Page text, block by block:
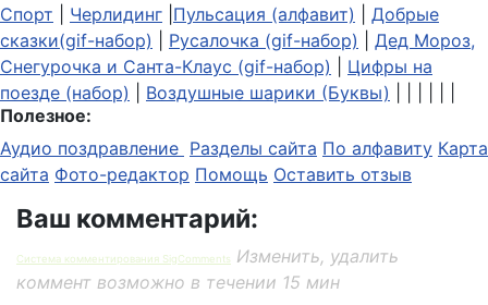
Спорт
Черлидинг Пульсация (алфавит)
Добрые
сказки(gif-набор)
Русалочка (gif-набор)
Дед Мороз,
Снегурочка и Санта-Клаус (gif-набор)
Цифры на
поезде (набор)
Воздушные шарики (Буквы)
Полезное:
Аудио поздравление Разделы сайта По алфавиту Карта
сайта Фото-редактор Помощь Оставить отзыв
Ваш комментарий:
Система комментирования SigComments
Изменить, удалить
коммент возможно в течении 15 мин